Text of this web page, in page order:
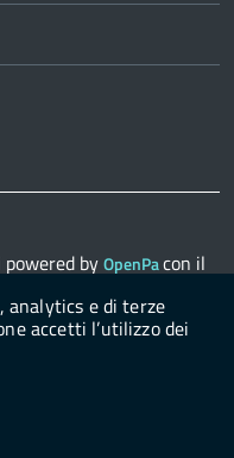
powered byOpenPacon il
analytics e di terze
accetti l’utilizzo dei